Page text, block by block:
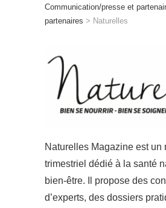
Communication/presse et
partenaires > Naturelles
Naturelles Magazine est un
trimestriel dédié à la santé
bien-être. Il propose des
d’experts, des dossiers